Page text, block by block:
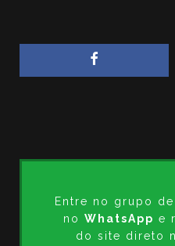
Entre no grupo
no WhatsApp e
do site direto